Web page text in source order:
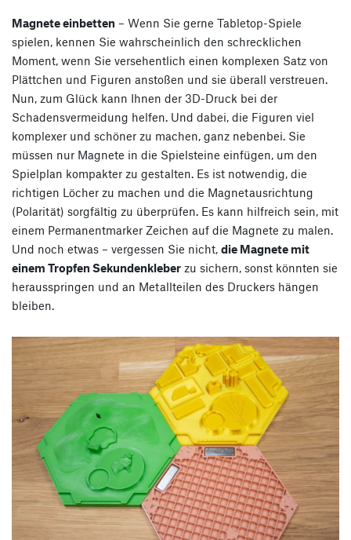
Magnete einbetten – Wenn Sie gerne Tabletop-Spiele
spielen, kennen Sie wahrscheinlich den schrecklichen
Moment, wenn Sie versehentlich einen komplexen Satz von
Plättchen und Figuren anstoßen und sie überall verstreuen.
Nun, zum Glück kann Ihnen der 3D-Druck bei der
Schadensvermeidung helfen. Und dabei, die Figuren viel
komplexer und schöner zu machen, ganz nebenbei. Sie
müssen nur Magnete in die Spielsteine einfügen, um den
Spielplan kompakter zu gestalten. Es ist notwendig, die
richtigen Löcher zu machen und die Magnetausrichtung
(Polarität) sorgfältig zu überprüfen. Es kann hilfreich sein, mit
einem Permanentmarker Zeichen auf die Magnete zu malen.
Und noch etwas – vergessen Sie nicht, die Magnete mit
einem Tropfen Sekundenkleber zu sichern, sonst könnten sie
herausspringen und an Metallteilen des Druckers hängen
bleiben.